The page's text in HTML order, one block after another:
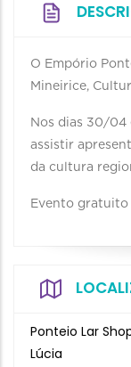
O Empório
Mineirice,
Nos dias 30/04
assistir
da cultura
Evento gratuito
Ponteio Lar
Lúcia